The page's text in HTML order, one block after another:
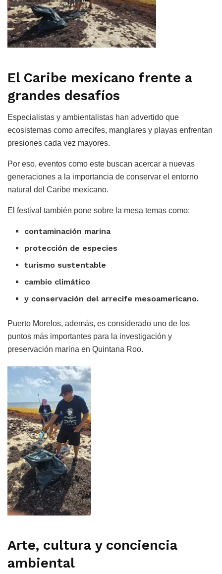
El Caribe mexicano frente a
grandes desafíos
Especialistas y ambientalistas han advertido que
ecosistemas como arrecifes, manglares y playas enfrentan
presiones cada vez mayores.
Por eso, eventos como este buscan acercar a nuevas
generaciones a la importancia de conservar el entorno
natural del Caribe mexicano.
El festival también pone sobre la mesa temas como:
contaminación marina
protección de especies
turismo sustentable
cambio climático
y conservación del arrecife mesoamericano.
Puerto Morelos, además, es considerado uno de los
puntos más importantes para la investigación y
preservación marina en Quintana Roo.
Arte, cultura y conciencia
ambiental